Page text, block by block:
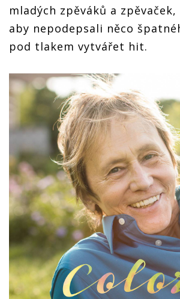
mladých zpěváků a zpěvaček,
aby nepodepsali něco
pod tlakem vytvářet hit.